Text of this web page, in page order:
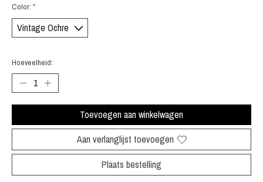
Color: *
Hoeveelheid:
Toevoegen aan winkelwagen
Aan verlanglijst toevoegen
Plaats bestelling